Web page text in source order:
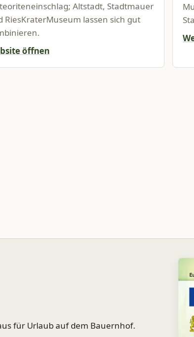
Altstadt, Stadtmauer
RiesKraterMuseum lassen sich gut
öffnen
für Urlaub auf dem Bauernhof.